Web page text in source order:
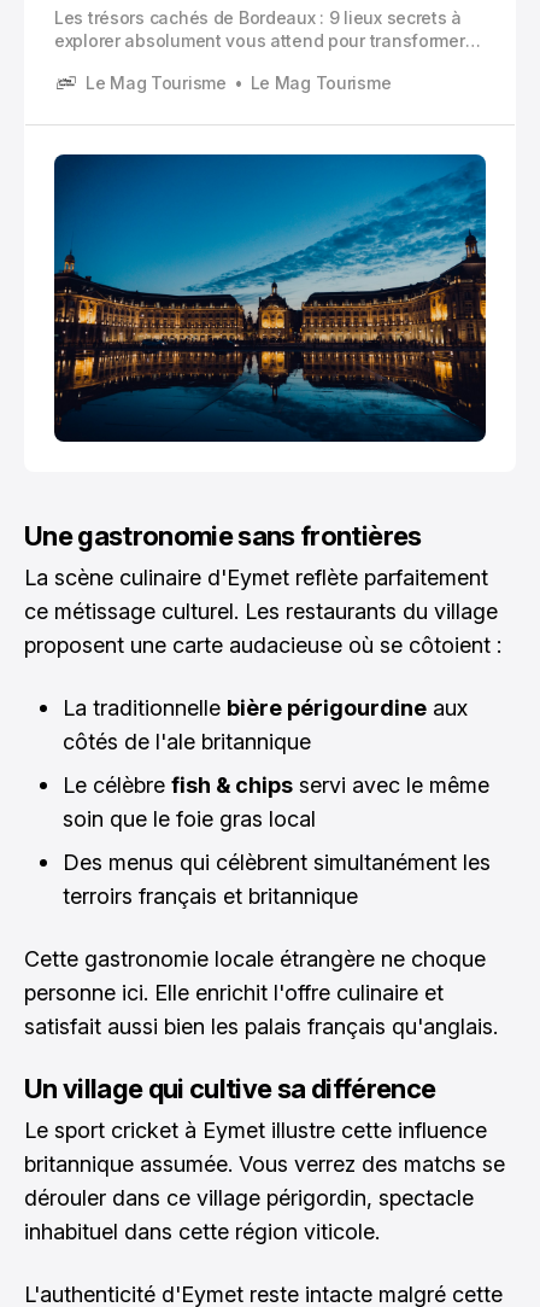
Les trésors cachés de Bordeaux : 9 lieux secrets à
explorer absolument vous attend pour transformer
mondial de l’UNESCO.
Le Mag Tourisme Le Mag Tourisme
Une gastronomie sans frontières
La scène culinaire d'Eymet reflète parfaitement
ce métissage culturel. Les restaurants du village
proposent une carte audacieuse où se côtoient :
La traditionnelle bière périgourdine aux
côtés de l'ale britannique
Le célèbre fish & chips servi avec le même
soin que le foie gras local
Des menus qui célèbrent simultanément les
terroirs français et britannique
Cette gastronomie locale étrangère ne choque
personne ici. Elle enrichit l'offre culinaire et
satisfait aussi bien les palais français qu'anglais.
Un village qui cultive sa différence
Le sport cricket à Eymet illustre cette influence
britannique assumée. Vous verrez des matchs se
dérouler dans ce village périgordin, spectacle
inhabituel dans cette région viticole.
L'authenticité d'Eymet reste intacte malgré cette